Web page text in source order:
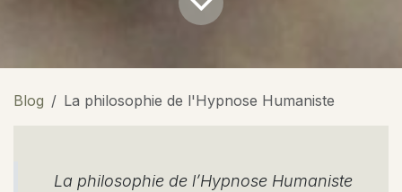
Blog La philosophie de l'Hypnose Humaniste
La philosophie de l’Hypnose Humaniste